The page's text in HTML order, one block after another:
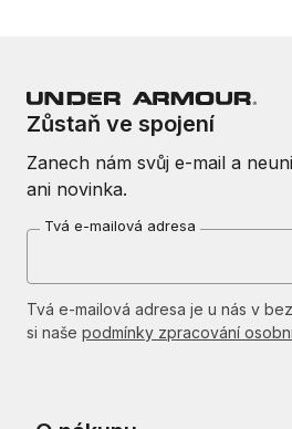
Zůstaň ve spojení
Zanech nám svůj e-mail a
ani novinka.
Tvá e-mailová adresa
Tvá e-mailová adresa je u nás v
si naše podmínky zpracování